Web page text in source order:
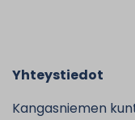
Yhteystiedot
Kangasniemen